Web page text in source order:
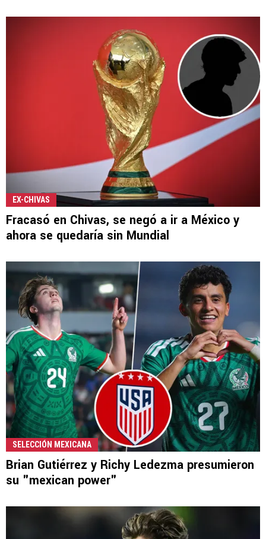
EX-CHIVAS
Fracasó en Chivas, se negó a ir a México y
ahora se quedaría sin Mundial
SELECCIÓN MEXICANA
Brian Gutiérrez y Richy Ledezma presumieron
su "mexican power"